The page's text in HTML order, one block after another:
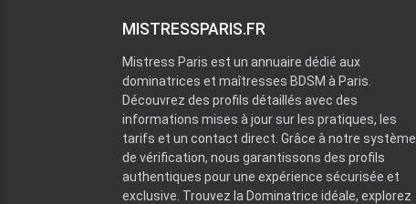
MISTRESSPARIS.FR
Mistress Paris est un annuaire dédié aux
dominatrices et maîtresses BDSM à Paris.
Découvrez des profils détaillés avec des
informations mises à jour sur les pratiques, les
tarifs et un contact direct. Grâce à notre système
de vérification, nous garantissons des profils
authentiques pour une expérience sécurisée et
exclusive. Trouvez la Dominatrice idéale, explorez